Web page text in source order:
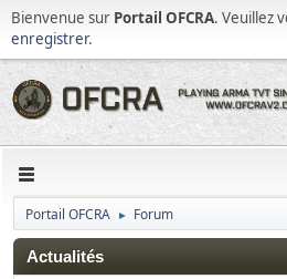
Bienvenue sur Portail OFCRA. Veuillez
enregistrer.
Portail OFCRA ► Forum
Actualités